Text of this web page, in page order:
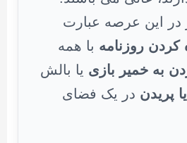
در این عرصه عبارت
کردن روزنامه با همه
به خمیر بازی یا بالش
پریدن در یک فضای